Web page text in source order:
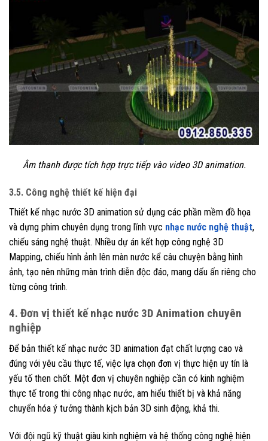
Âm thanh được tích hợp trực tiếp vào video 3D animation.
3.5. Công nghệ thiết kế hiện đại
Thiết kế nhạc nước 3D animation sử dụng các phần mềm đồ họa
và dựng phim chuyên dụng trong lĩnh vực nhạc nước nghệ thuật,
chiếu sáng nghệ thuật. Nhiều dự án kết hợp công nghệ 3D
Mapping, chiếu hình ảnh lên màn nước kể câu chuyện bằng hình
ảnh, tạo nên những màn trình diễn độc đáo, mang dấu ấn riêng cho
từng công trình.
4. Đơn vị thiết kế nhạc nước 3D Animation chuyên
nghiệp
Để bản thiết kế nhạc nước 3D animation đạt chất lượng cao và
đúng với yêu cầu thực tế, việc lựa chọn đơn vị thực hiện uy tín là
yếu tố then chốt. Một đơn vị chuyên nghiệp cần có kinh nghiệm
thực tế trong thi công nhạc nước, am hiểu thiết bị và khả năng
chuyển hóa ý tưởng thành kịch bản 3D sinh động, khả thi.
Với đội ngũ kỹ thuật giàu kinh nghiệm và hệ thống công nghệ hiện